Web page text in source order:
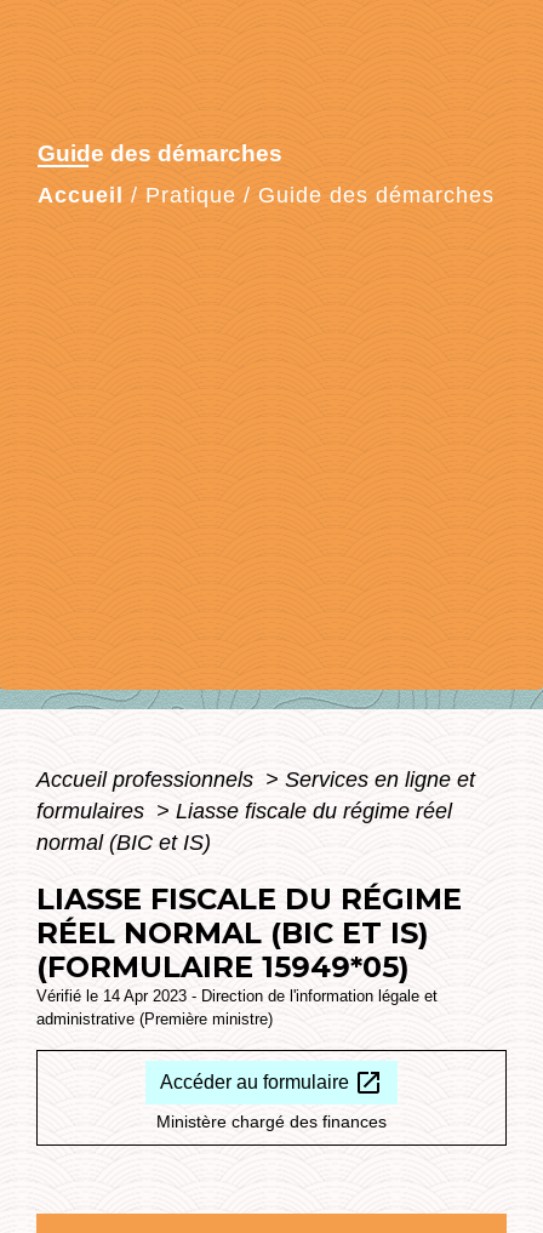
Guide des démarches
Accueil / Pratique / Guide des démarches
Accueil professionnels > Services en ligne et
formulaires > Liasse fiscale du régime réel
normal (BIC et IS)
LIASSE FISCALE DU RÉGIME
RÉEL NORMAL (BIC ET IS)
(FORMULAIRE 15949*05)
Vérifié le 14 Apr 2023 - Direction de l'information légale et
administrative (Première ministre)
Accéder au formulaire open_in_new
Ministère chargé des finances